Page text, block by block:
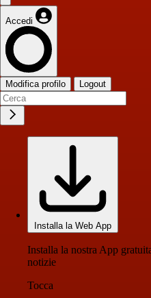
Accedi
Modifica profilo Logout
Installa la Web App
Installa la nostra App
notizie
Tocca